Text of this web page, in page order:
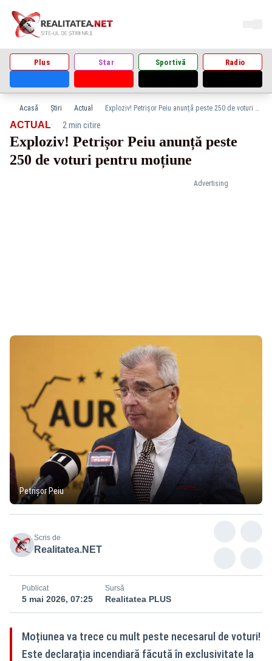
Plus Star Sportivă Radio
Acasă Știri Actual Exploziv! Petrișor Peiu anunță peste 250 de voturi pentru moțiune
Advertising
ACTUAL· 2 min citire
Exploziv! Petrișor Peiu anunță peste
250 de voturi pentru moțiune
Petrișor Peiu
Scris de
Realitatea.NET
Publicat
5 mai 2026, 07:25
Sursă
Realitatea PLUS
Moțiunea va trece cu mult peste necesarul de voturi!
Este declarația incendiară făcută în exclusivitate la